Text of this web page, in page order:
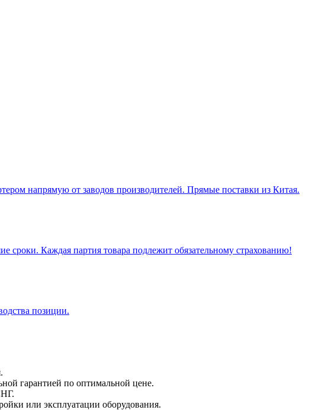
напрямую от заводов производителей. Прямые поставки из Китая.
Каждая партия товара подлежит обязательному страхованию!
позиции.
гарантией по оптимальной цене.
или эксплуатации оборудования.